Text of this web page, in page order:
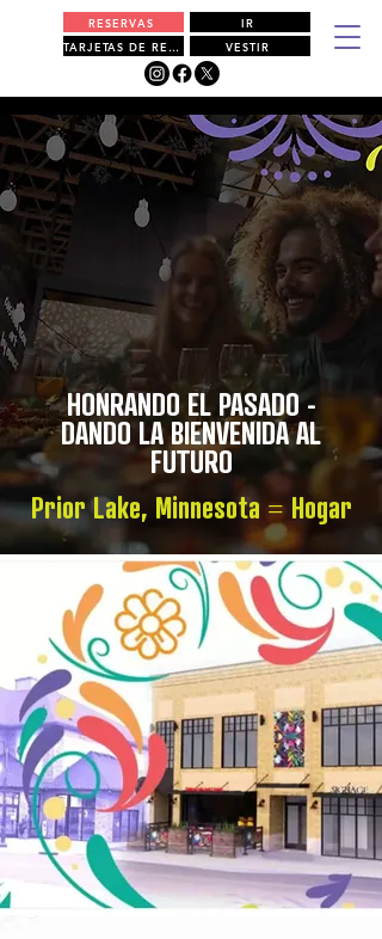
RESERVAS
TARJETAS DE REGALO
IR
VESTIR
HONRANDO EL PASADO -
DANDO LA BIENVENIDA AL
FUTURO
Prior Lake, Minnesota = Hogar